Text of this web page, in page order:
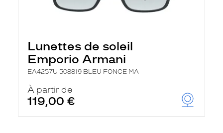
Lunettes de soleil
Emporio Armani
EA4257U 508819 BLEU FONCE MA
À partir de
119,00 €